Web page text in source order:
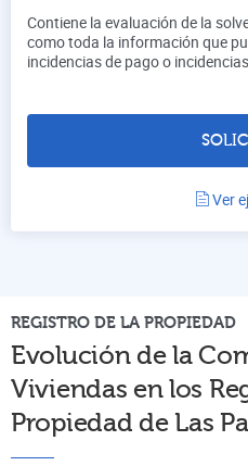
Contiene la evaluación de la
como toda la información que
incidencias de pago o
Ver
REGISTRO DE LA PROPIEDAD
Evolución de la
Viviendas en los
Propiedad de Las